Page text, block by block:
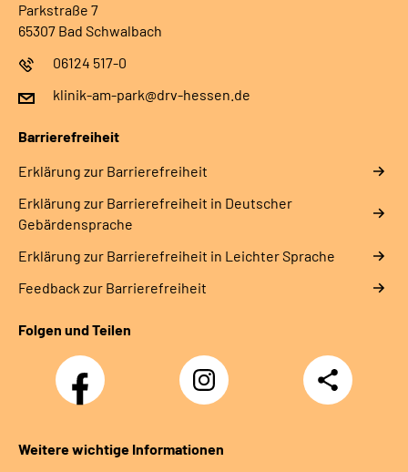
Parkstraße 7
65307 Bad Schwalbach
06124 517-0
klinik-am-park@drv-hessen.de
Barrierefreiheit
Erklärung zur Barrierefreiheit
Erklärung zur Barrierefreiheit in Deutscher
Gebärdensprache
Erklärung zur Barrierefreiheit in Leichter Sprache
Feedback zur Barrierefreiheit
Folgen und Teilen
Facebook Instagram
Teilen
Weitere wichtige Informationen